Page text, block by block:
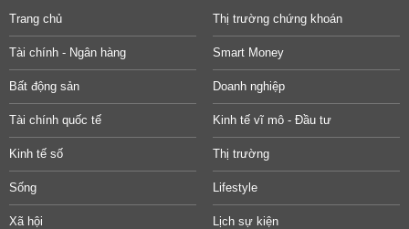
Trang chủ Thị trường chứng khoán
Tài chính - Ngân hàng Smart Money
Bất động sản Doanh nghiệp
Tài chính quốc tế Kinh tế vĩ mô - Đầu tư
Kinh tế số Thị trường
Sống Lifestyle
Xã hội Lịch sự kiện